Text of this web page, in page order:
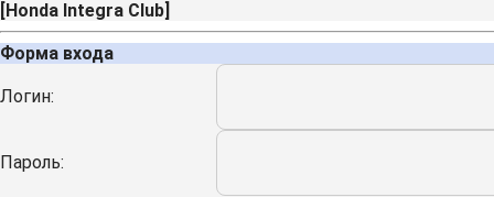
[Honda Integra Club]
Форма входа
Логин:
Пароль: